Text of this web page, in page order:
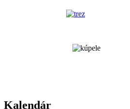
Kalendár